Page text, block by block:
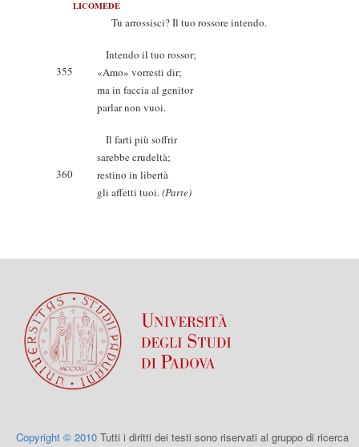
LICOMEDE
Tu arrossisci? Il tuo rossore intendo.
Intendo il tuo rossor;
355
«Amo» vorresti dir;
ma in faccia al genitor
parlar non vuoi.
Il farti più soffrir
sarebbe crudeltà;
360
restino in libertà
gli affetti tuoi.(Parte)
Copyright © 2010 Tutti i diritti dei testi sono riservati al gruppo di ricerca